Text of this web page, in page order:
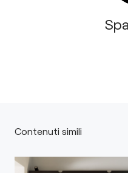
Contenuti simili